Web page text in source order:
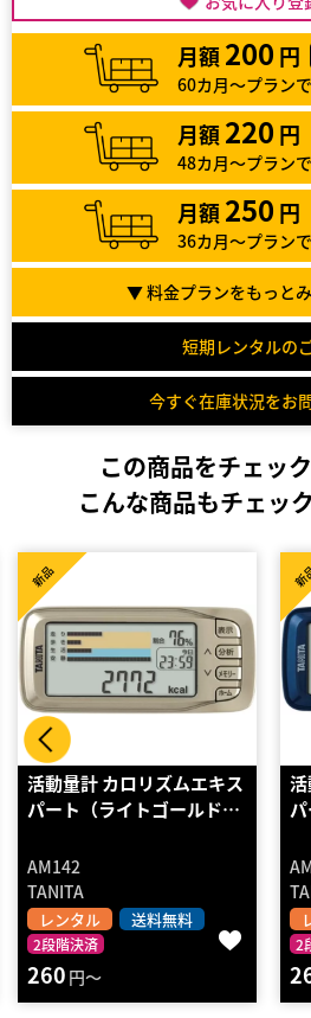
月額 200 円
60カ月～プラン
月額 220 円
48カ月～プラン
月額 250 円
36カ月～プラン
▼ 料金プランをもっと
短期レンタルの
今すぐ在庫状況をお
この商品をチェッ
こんな商品もチェッ
活動量計 カロリズムエキス
パート（メタリックブル…
AM142
TANITA
レンタル 送料無料
2段階決済
新品
260 円～
2